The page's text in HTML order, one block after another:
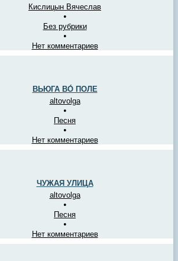
Кислицын Вячеслав
•
Без рубрики
•
Нет комментариев
ВЬЮГА ВО́ ПОЛЕ
altovolga
•
Песня
•
Нет комментариев
ЧУЖАЯ УЛИЦА
altovolga
•
Песня
•
Нет комментариев